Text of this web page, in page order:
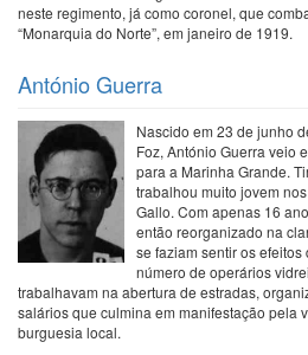
neste regimento, já como coronel, que
“Monarquia do Norte”, em janeiro de 1919.
António Guerra
Nascido em 23 de junho
Foz, António Guerra veio
para a Marinha Grande.
trabalhou muito jovem
Gallo. Com apenas 16
então reorganizado na
se faziam sentir os
número de operários
trabalhavam na abertura de estradas,
salários que culmina em manifestação pela
burguesia local.